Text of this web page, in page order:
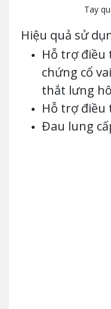
Tay
Hiệu quả sử
Hỗ trợ điều
chứng cổ
thắt lưng
Hỗ trợ điều
Đau lung